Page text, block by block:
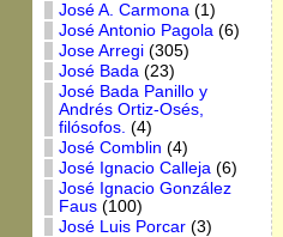
José A. Carmona(1)
José Antonio Pagola(6)
Jose Arregi(305)
José Bada(23)
José Bada Panillo y
Andrés Ortiz-Osés,
filósofos. (4)
José Comblin (4)
José Ignacio Calleja(6)
José Ignacio González
Faus(100)
José Luis Porcar(3)